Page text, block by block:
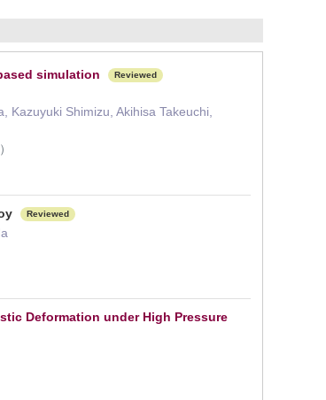
simulation
Reviewed
Shimizu, Akihisa Takeuchi,
）
Reviewed
Deformation under High Pressure